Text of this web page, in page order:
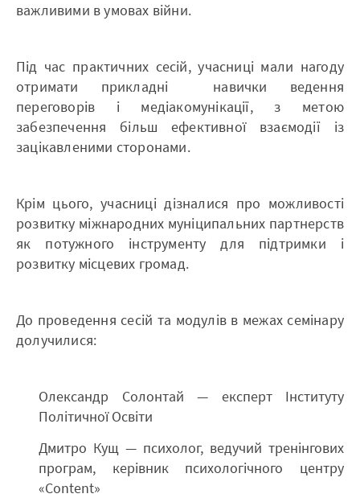
важливими в умовах війни.
Під час практичних сесій, учасниці мали нагоду
отримати прикладні навички ведення
переговорів і медіакомунікації, з метою
забезпечення більш ефективної взаємодії із
зацікавленими сторонами.
Крім цього, учасниці дізналися про можливості
розвитку міжнародних муніципальних партнерств
як потужного інструменту для підтримки і
розвитку місцевих громад.
До проведення сесій та модулів в межах семінару
долучилися:
Олександр Солонтай — експерт Інституту
Політичної Освіти
Дмитро Кущ — психолог, ведучий тренінгових
програм, керівник психологічного центру
«Content»